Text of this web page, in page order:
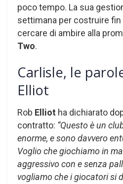
poco tempo. La sua
settimana per costruire fin
cercare di ambire alla
Two.
Carlisle, le
Elliot
Rob Elliot ha dichiarato
contratto: “Questo è un
enorme, e sono davvero
Voglio che giochiamo in
aggressivo con e senza
vogliamo che i giocatori si